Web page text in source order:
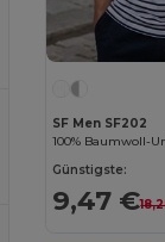
SF Men SF202
100% Baumwoll-
Günstigste:
9,47 €